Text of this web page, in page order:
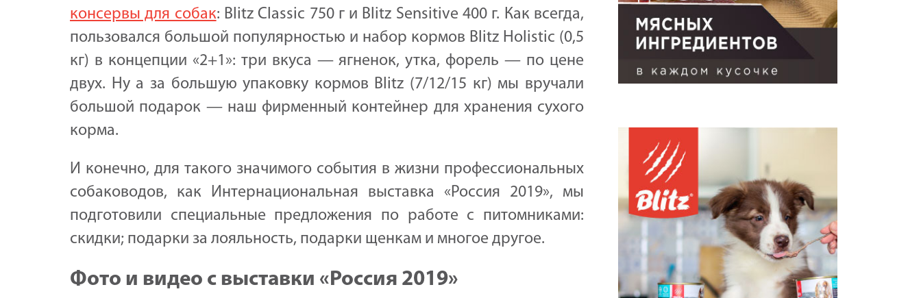
консервы для собак: Blitz Classic 750 г и Blitz Sensitive 400 г. Как всегда,
пользовался большой популярностью и набор кормов Blitz Holistic (0,5
кг) в концепции «2+1»: три вкуса — ягненок, утка, форель — по цене
двух. Ну а за большую упаковку кормов Blitz (7/12/15 кг) мы вручали
большой подарок — наш фирменный контейнер для хранения сухого
корма.
И конечно, для такого значимого события в жизни профессиональных
собаководов, как Интернациональная выставка «Россия 2019», мы
подготовили специальные предложения по работе с питомниками:
скидки; подарки за лояльность, подарки щенкам и многое другое.
Фото и видео с выставки «Россия 2019»